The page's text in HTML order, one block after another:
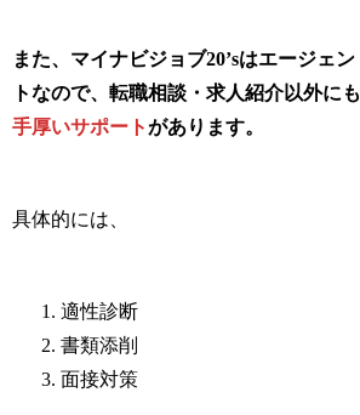
また、マイナビジョブ20’sはエージェン
トなので、転職相談・求人紹介以外にも
手厚いサポートがあります。
具体的には、
適性診断
書類添削
面接対策